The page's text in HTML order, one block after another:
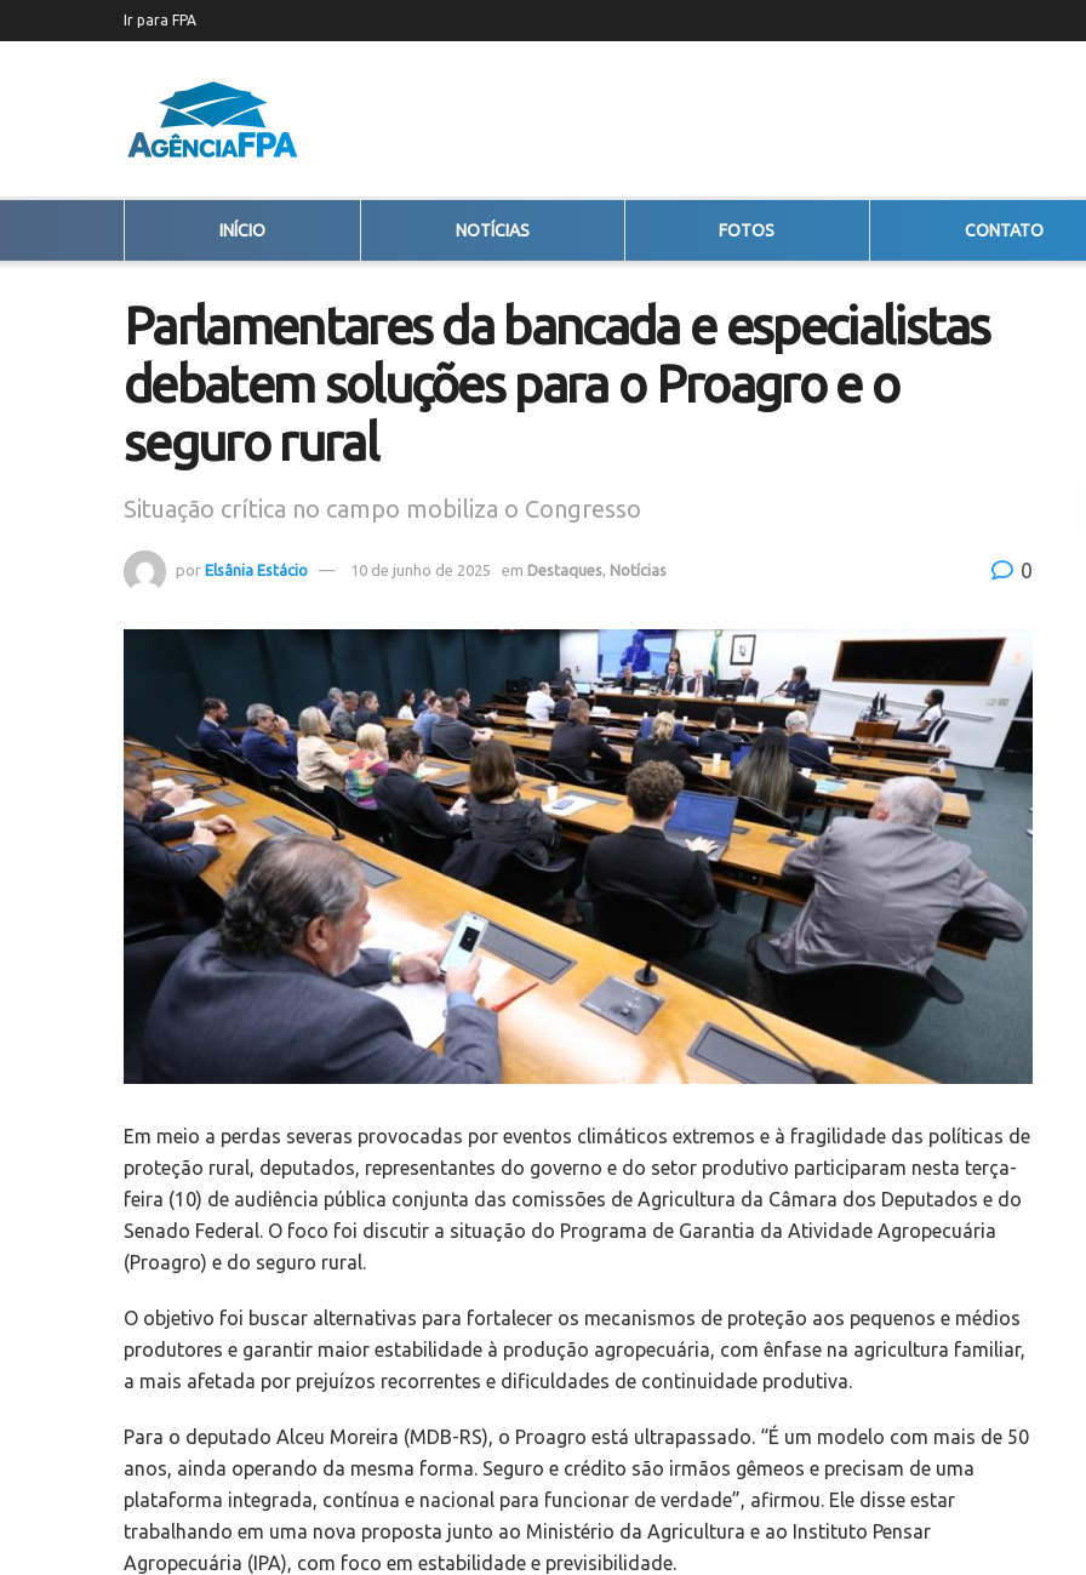
Ir para FPA
INÍCIO NOTÍCIAS FOTOS CONTATO
Parlamentares da bancada e especialistas
debatem soluções para o Proagro e o
seguro rural
Situação crítica no campo mobiliza o Congresso
por Elsânia Estácio 10 de junho de 2025 em Destaques Notícias 0
Em meio a perdas severas provocadas por eventos climáticos extremos e à fragilidade das políticas de
proteção rural, deputados, representantes do governo e do setor produtivo participaram nesta terça-
feira (10) de audiência pública conjunta das comissões de Agricultura da Câmara dos Deputados e do
Senado Federal. O foco foi discutir a situação do Programa de Garantia da Atividade Agropecuária
(Proagro) e do seguro rural.
O objetivo foi buscar alternativas para fortalecer os mecanismos de proteção aos pequenos e médios
produtores e garantir maior estabilidade à produção agropecuária, com ênfase na agricultura familiar,
a mais afetada por prejuízos recorrentes e dificuldades de continuidade produtiva.
Para o deputado Alceu Moreira (MDB-RS), o Proagro está ultrapassado. “É um modelo com mais de 50
anos, ainda operando da mesma forma. Seguro e crédito são irmãos gêmeos e precisam de uma
plataforma integrada, contínua e nacional para funcionar de verdade”, afirmou. Ele disse estar
trabalhando em uma nova proposta junto ao Ministério da Agricultura e ao Instituto Pensar
Agropecuária (IPA), com foco em estabilidade e previsibilidade.